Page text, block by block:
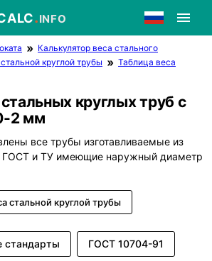
.INFO
Калькулятор веса стального
круглой трубы
Таблица веса
круглых труб с
2 мм
все трубы изготавливаемые из
ГОСТ и ТУ имеющие наружный диаметр
стальной круглой трубы
стандарты ГОСТ 10704-91